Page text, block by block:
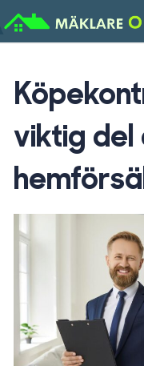
to
content
viktig del